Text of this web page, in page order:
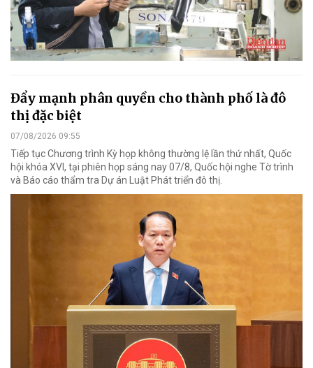
Đẩy mạnh phân quyền cho thành phố là đô
thị đặc biệt
07/08/2026 09:55
Tiếp tục Chương trình Kỳ họp không thường lệ lần thứ nhất, Quốc
hội khóa XVI, tại phiên họp sáng nay 07/8, Quốc hội nghe Tờ trình
và Báo cáo thẩm tra Dự án Luật Phát triển đô thị.